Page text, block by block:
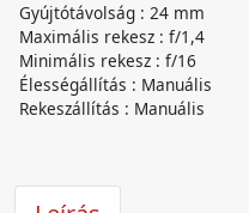
Gyújtótávolság : 24 mm
Maximális rekesz : f/1,4
Minimális rekesz : f/16
Élességállítás : Manuális
Rekeszállítás : Manuális